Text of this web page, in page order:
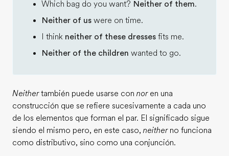
Which bag do you want? Neither of them.
Neither of us were on time.
I think neither of these dresses fits me.
Neither of the children wanted to go.
Neithertambién puede usarse con noren una
construcción que se refiere sucesivamente a cada uno
de los elementos que forman el par. El significado sigue
siendo el mismo pero, en este caso, neither no funciona
como distributivo, sino como una conjunción.